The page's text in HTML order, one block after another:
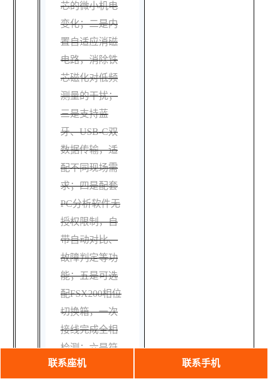
芯的微小机电
变化；二是内
置自适应消磁
电路，消除铁
芯磁化对低频
测量的干扰；
三是支持蓝
牙、USB-C双
数据传输，适
配不同现场需
求；四是配套
PC分析软件无
授权限制，自
带自动对比、
故障判定等功
能；五是可选
配FSX200相位
切换箱，一次
接线完成全相
检测；六是符
合IEC、DL/T
联系座机 联系手机